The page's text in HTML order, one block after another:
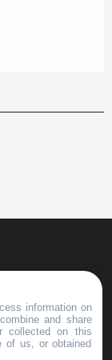
information on
and share
collected on this
of us, or obtained